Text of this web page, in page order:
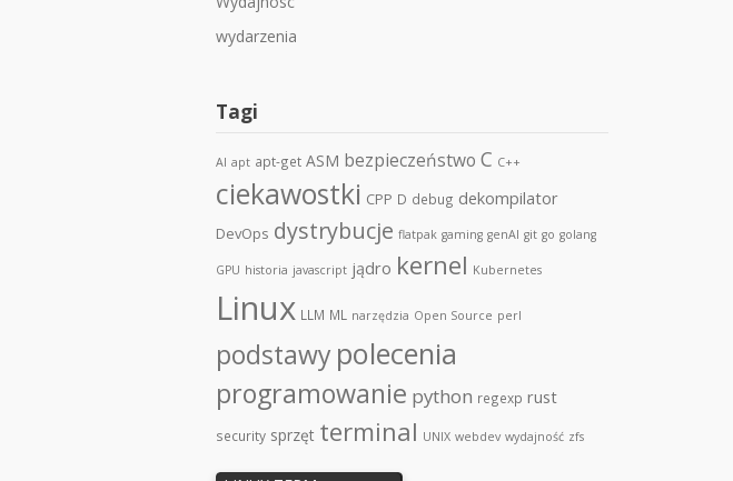
wydarzenia
Tagi
AI apt apt-get ASM bezpieczeństwo C C++
ciekawostki CPP D debug dekompilator
DevOps dystrybucje flatpak gaming genAI git go golang
GPU historia javascript jądro kernel Kubernetes
Linux LLM ML narzędzia Open Source perl
podstawy polecenia
programowanie python regexp rust
security sprzęt terminal UNIX webdev wydajność zfs